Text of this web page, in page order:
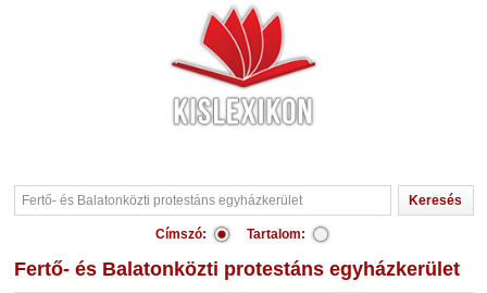
Címszó: Tartalom:
Fertő- és Balatonközti protestáns egyházkerület